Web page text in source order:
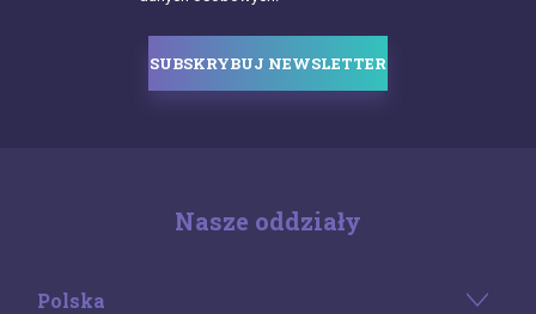
SUBSKRYBUJ NEWSLETTER
Nasze oddziały
Polska